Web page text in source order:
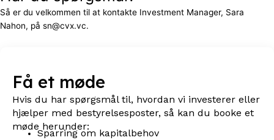
Så er du velkommen til at kontakte Investment Manager, Sara
Nahon, på sn@cvx.vc.
Få et møde
Hvis du har spørgsmål til, hvordan vi investerer eller
hjælper med bestyrelsesposter, så kan du booke et
møde herunder:
Sparring om kapitalbehov